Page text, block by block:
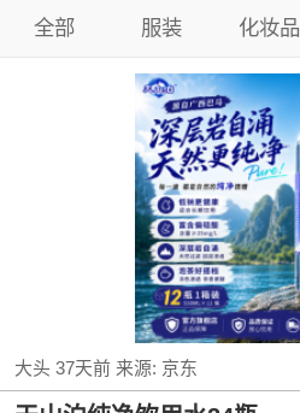
全部 服装 化妆品
大头 37天前来源: 京东